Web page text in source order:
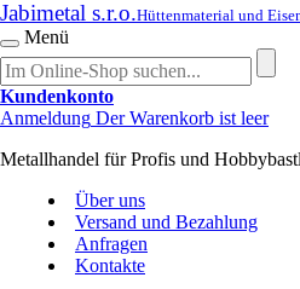
Jabimetal s.r.o.Hüttenmaterial und
Menü
Kundenkonto
Anmeldung Der Warenkorb ist leer
Metallhandel für Profis und
Über uns
Versand und Bezahlung
Anfragen
Kontakte